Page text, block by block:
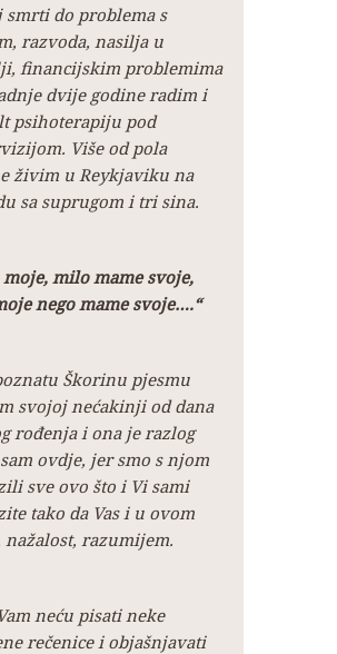
smrti do problema s
razvoda, nasilja u
financijskim problemima
dvije godine radim i
psihoterapiju pod
Više od pola
živim u Reykjaviku na
sa suprugom i tri sina.
milo mame svoje,
nego mame svoje….“
Škorinu pjesmu
svojoj nećakinji od dana
rođenja i ona je razlog
ovdje, jer smo s njom
sve ovo što i Vi sami
tako da Vas i u ovom
nažalost, razumijem.
neću pisati neke
rečenice i objašnjavati